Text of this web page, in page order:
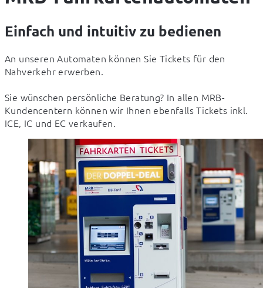
Einfach und intuitiv zu bedienen
An unseren Automaten können Sie Tickets für den
Nahverkehr erwerben.
Sie wünschen persönliche Beratung? In allen MRB-
Kundencentern können wir Ihnen ebenfalls Tickets inkl.
ICE, IC und EC verkaufen.